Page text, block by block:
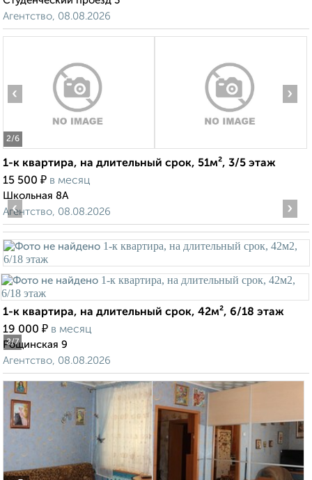
Агентство, 08.08.2026
2/6
‹ ›
1-к квартира, на длительный срок, 51м², 3/5 этаж
15 500 ₽ в месяц
Школьная 8А
Агентство, 08.08.2026
2/7
‹ ›
1-к квартира, на длительный срок, 42м², 6/18 этаж
19 000 ₽ в месяц
Рощинская 9
Агентство, 08.08.2026